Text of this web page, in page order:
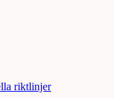
riktlinjer